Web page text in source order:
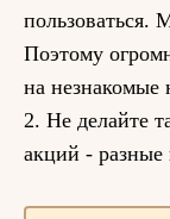
пользоваться.
Поэтому
на незнакомые
2. Не делайте
акций -